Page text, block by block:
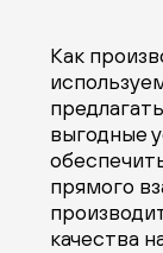
Как
выгодные
прямого
качества